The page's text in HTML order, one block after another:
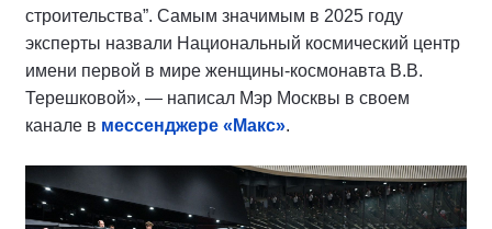
строительства”. Самым значимым в 2025 году
эксперты назвали Национальный космический центр
имени первой в мире женщины-космонавта В.В.
Терешковой», — написал Мэр Москвы в своем
канале в мессенджере «Макс».